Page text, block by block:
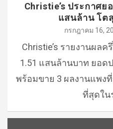
Christie’s ประกาศ
แสนล้าน โต
กรกฎาคม 16,
Christie’s รายงานผล
1.51 แสนล้านบาท ยอด
พร้อมขาย 3 ผลงานแพง
ที่สุดใน